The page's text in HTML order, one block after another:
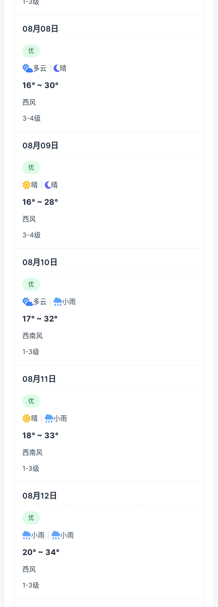
08月08日
优
多云 晴
16° ~ 30°
西风
3-4级
08月09日
优
晴 晴
16° ~ 28°
西风
3-4级
08月10日
优
多云 小雨
17° ~ 32°
西南风
1-3级
08月11日
优
晴 小雨
18° ~ 33°
西南风
1-3级
08月12日
优
小雨 小雨
20° ~ 34°
西风
1-3级